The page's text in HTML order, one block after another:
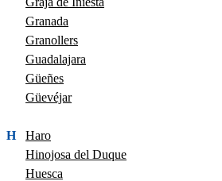
Granada
Granollers
Guadalajara
Güeñes
Güevéjar
H
Haro
Hinojosa del Duque
Huesca